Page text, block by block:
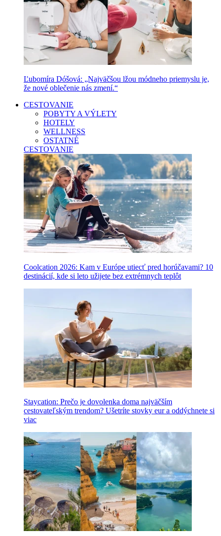
Ľubomíra Dóšová: „Najväčšou lžou módneho priemyslu je,
že nové oblečenie nás zmení.“
CESTOVANIE
POBYTY A VÝLETY
HOTELY
WELLNESS
OSTATNÉ
CESTOVANIE
Coolcation 2026: Kam v Európe utiecť pred horúčavami? 10
destinácií, kde si leto užijete bez extrémnych teplôt
Staycation: Prečo je dovolenka doma najväčším
cestovateľským trendom? Ušetríte stovky eur a oddýchnete si
viac